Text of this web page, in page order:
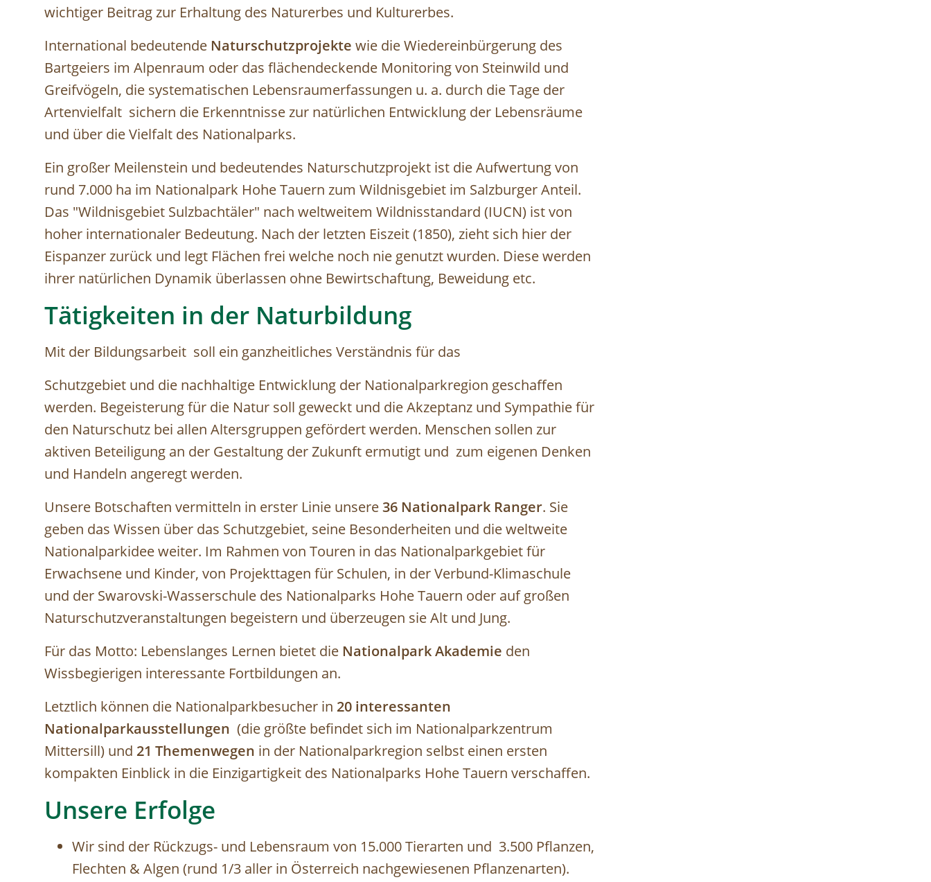
wichtiger Beitrag zur Erhaltung des Naturerbes und Kulturerbes.
International bedeutende Naturschutzprojekte wie die Wiedereinbürgerung des
Bartgeiers im Alpenraum oder das flächendeckende Monitoring von Steinwild und
Greifvögeln, die systematischen Lebensraumerfassungen u. a. durch die Tage der
Artenvielfalt sichern die Erkenntnisse zur natürlichen Entwicklung der Lebensräume
und über die Vielfalt des Nationalparks.
Ein großer Meilenstein und bedeutendes Naturschutzprojekt ist die Aufwertung von
rund 7.000 ha im Nationalpark Hohe Tauern zum Wildnisgebiet im Salzburger Anteil.
Das "Wildnisgebiet Sulzbachtäler" nach weltweitem Wildnisstandard (IUCN) ist von
hoher internationaler Bedeutung. Nach der letzten Eiszeit (1850), zieht sich hier der
Eispanzer zurück und legt Flächen frei welche noch nie genutzt wurden. Diese werden
ihrer natürlichen Dynamik überlassen ohne Bewirtschaftung, Beweidung etc.
Tätigkeiten in der Naturbildung
Mit der Bildungsarbeit soll ein ganzheitliches Verständnis für das
Schutzgebiet und die nachhaltige Entwicklung der Nationalparkregion geschaffen
werden. Begeisterung für die Natur soll geweckt und die Akzeptanz und Sympathie für
den Naturschutz bei allen Altersgruppen gefördert werden. Menschen sollen zur
aktiven Beteiligung an der Gestaltung der Zukunft ermutigt und zum eigenen Denken
und Handeln angeregt werden.
Unsere Botschaften vermitteln in erster Linie unsere36 Nationalpark Ranger. Sie
geben das Wissen über das Schutzgebiet, seine Besonderheiten und die weltweite
Nationalparkidee weiter. Im Rahmen von Touren in das Nationalparkgebiet für
Erwachsene und Kinder, von Projekttagen für Schulen, in der Verbund-Klimaschule
und der Swarovski-Wasserschule des Nationalparks Hohe Tauern oder auf großen
Naturschutzveranstaltungen begeistern und überzeugen sie Alt und Jung.
Für das Motto: Lebenslanges Lernen bietet die Nationalpark Akademie den
Wissbegierigen interessante Fortbildungen an.
Letztlich können die Nationalparkbesucher in 20 interessanten
Nationalparkausstellungen (die größte befindet sich im Nationalparkzentrum
Mittersill) und 21 Themenwegen in der Nationalparkregion selbst einen ersten
kompakten Einblick in die Einzigartigkeit des Nationalparks Hohe Tauern verschaffen.
Unsere Erfolge
Wir sind der Rückzugs- und Lebensraum von 15.000 Tierarten und 3.500 Pflanzen,
Flechten & Algen (rund 1/3 aller in Österreich nachgewiesenen Pflanzenarten).